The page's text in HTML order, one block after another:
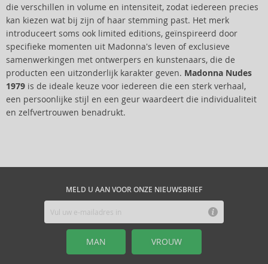
die verschillen in volume en intensiteit, zodat iedereen precies
kan kiezen wat bij zijn of haar stemming past. Het merk
introduceert soms ook limited editions, geïnspireerd door
specifieke momenten uit Madonna's leven of exclusieve
samenwerkingen met ontwerpers en kunstenaars, die de
producten een uitzonderlijk karakter geven. Madonna Nudes
1979 is de ideale keuze voor iedereen die een sterk verhaal,
een persoonlijke stijl en een geur waardeert die individualiteit
en zelfvertrouwen benadrukt.
MELD U AAN VOOR ONZE NIEUWSBRIEF
MAN VROUW